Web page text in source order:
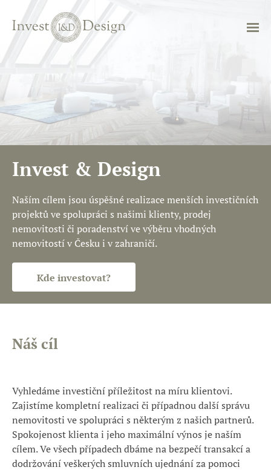
Invest & Design
Naším cílem jsou úspěšné realizace menších investičních
projektů ve spolupráci s našimi klienty, prodej
nemovitosti či poradenství ve výběru vhodných
nemovitostí v Česku i v zahraničí.
Kde investovat?
Náš cíl
Vyhledáme investiční příležitost na míru klientovi.
Zajistíme kompletní realizaci či případnou další správu
nemovitosti ve spolupráci s některým z našich partnerů.
Spokojenost klienta i jeho maximální výnos je naším
cílem. Ve všech případech dbáme na bezpečí transakcí a
dodržování veškerých smluvních ujednání za pomoci